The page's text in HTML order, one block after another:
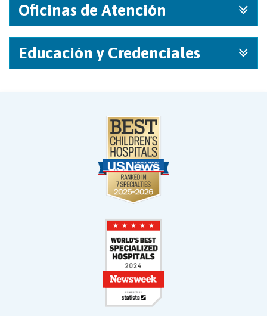
Oficinas de Atención
Educación y Credenciales